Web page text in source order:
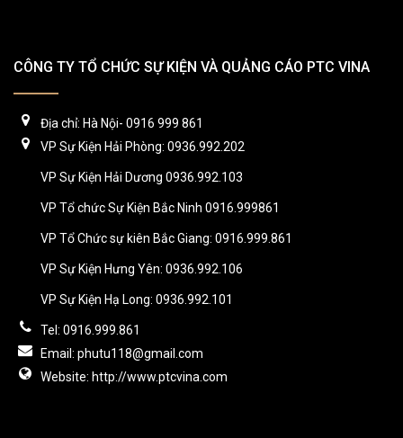
CÔNG TY TỔ CHỨC SỰ KIỆN VÀ QUẢNG CÁO PTC VINA
Địa chỉ: Hà Nội- 0916 999 861
VP Sự Kiện Hải Phòng: 0936.992.202
VP Sự Kiện Hải Dương 0936.992.103
VP Tổ chức Sự Kiện Bắc Ninh 0916.999861
VP Tổ Chức sự kiên Bắc Giang: 0916.999.861
VP Sự Kiện Hưng Yên: 0936.992.106
VP Sự Kiện Hạ Long: 0936.992.101
Tel: 0916.999.861
Email: phutu118@gmail.com
Website: http://www.ptcvina.com